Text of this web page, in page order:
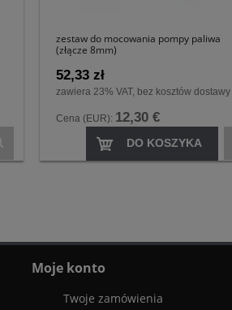
zestaw do mocowania pompy paliwa
(złącze 8mm)
52,33 zł
zawiera 23% VAT, bez kosztów dostawy
Cena (EUR): 12,30 €
DO KOSZYKA
Moje konto
Twoje zamówienia